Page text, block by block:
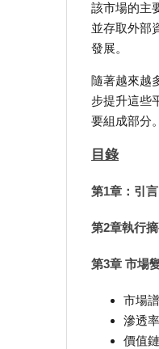
該市場的主
並存取外部
發展。
隨著越來越
步提升這些
要組成部分。
目錄
第1章：引言
第2章執行
第3章 市場
市場
滲透
價值